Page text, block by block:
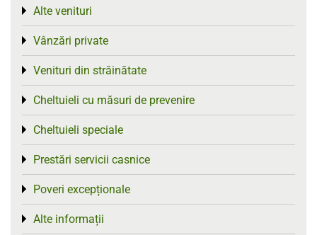
Alte venituri
Toggle menu
Vânzări private
Toggle menu
Venituri din străinătate
Toggle menu
Cheltuieli cu măsuri de prevenire
Toggle menu
Cheltuieli speciale
Toggle menu
Prestări servicii casnice
Toggle menu
Poveri excepționale
Toggle menu
Alte informații
Toggle menu